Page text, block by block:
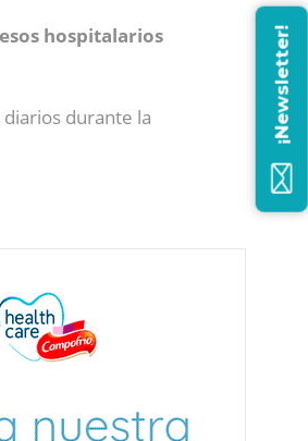
hospitalarios
durante la
¡Newsletter!